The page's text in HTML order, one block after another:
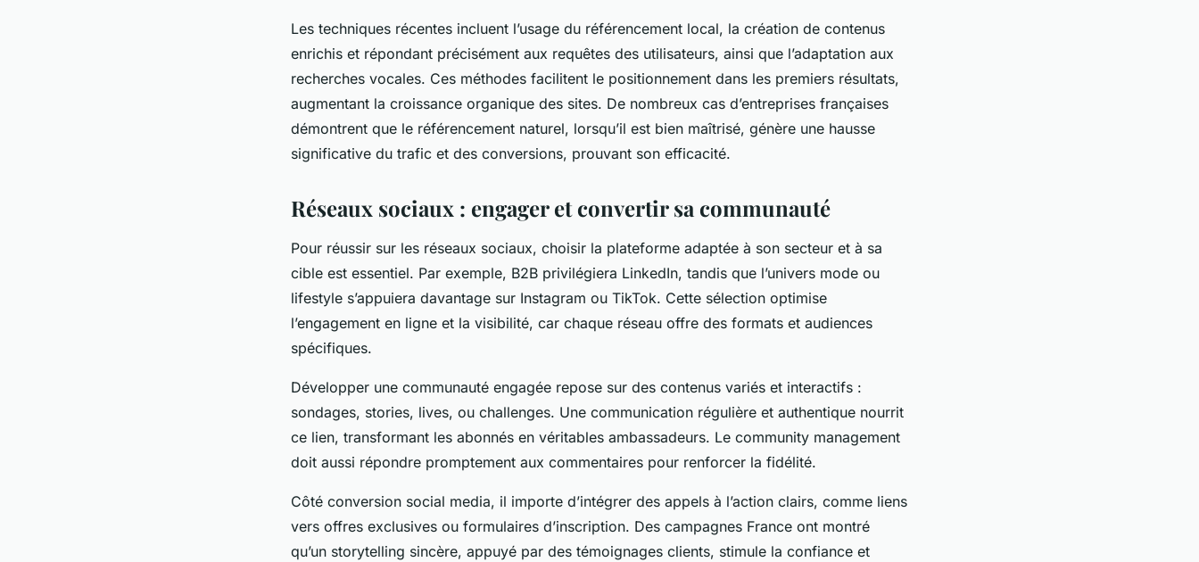
Les techniques récentes incluent l’usage du référencement local, la création de contenus
enrichis et répondant précisément aux requêtes des utilisateurs, ainsi que l’adaptation aux
recherches vocales. Ces méthodes facilitent le positionnement dans les premiers résultats,
augmentant la croissance organique des sites. De nombreux cas d’entreprises françaises
démontrent que le référencement naturel, lorsqu’il est bien maîtrisé, génère une hausse
significative du trafic et des conversions, prouvant son efficacité.
Réseaux sociaux : engager et convertir sa communauté
Pour réussir sur les réseaux sociaux, choisir la plateforme adaptée à son secteur et à sa
cible est essentiel. Par exemple, B2B privilégiera LinkedIn, tandis que l’univers mode ou
lifestyle s’appuiera davantage sur Instagram ou TikTok. Cette sélection optimise
l’engagement en ligne et la visibilité, car chaque réseau offre des formats et audiences
spécifiques.
Développer une communauté engagée repose sur des contenus variés et interactifs :
sondages, stories, lives, ou challenges. Une communication régulière et authentique nourrit
ce lien, transformant les abonnés en véritables ambassadeurs. Le community management
doit aussi répondre promptement aux commentaires pour renforcer la fidélité.
Côté conversion social media, il importe d’intégrer des appels à l’action clairs, comme liens
vers offres exclusives ou formulaires d’inscription. Des campagnes France ont montré
qu’un storytelling sincère, appuyé par des témoignages clients, stimule la confiance et